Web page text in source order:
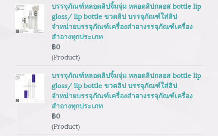
บรรจุภัณฑ์หลอดลิปจิ้มจุ่ม หลอดลิปกลอส bottle lip
gloss/ lip bottle ขวดลิป บรรจุภัณฑ์ใส่ลิป
จำหน่ายบรรจุภัณฑ์เครื่องสำอางรรจุภัณฑ์เครื่อง
สำอางทุกประเภท
฿0
(Product)
บรรจุภัณฑ์หลอดลิปจิ้มจุ่ม หลอดลิปกลอส bottle lip
gloss/ lip bottle ขวดลิป บรรจุภัณฑ์ใส่ลิป
จำหน่ายบรรจุภัณฑ์เครื่องสำอางรรจุภัณฑ์เครื่อง
สำอางทุกประเภท
฿0
(Product)